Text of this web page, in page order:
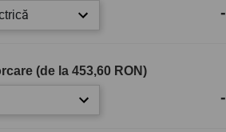
-
(de la 453,60 RON)
-